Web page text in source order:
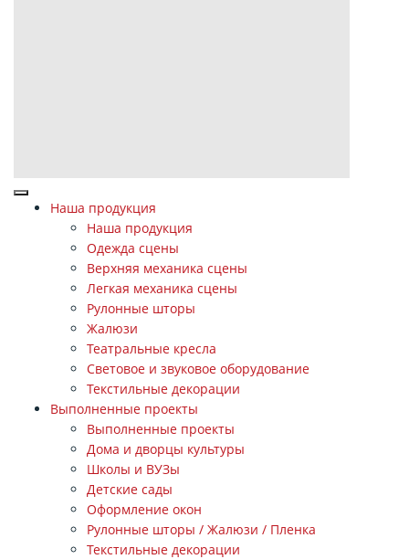
Наша продукция
Наша продукция
Одежда сцены
Верхняя механика сцены
Легкая механика сцены
Рулонные шторы
Жалюзи
Театральные кресла
Световое и звуковое оборудование
Текстильные декорации
Выполненные проекты
Выполненные проекты
Дома и дворцы культуры
Школы и ВУЗы
Детские сады
Оформление окон
Рулонные шторы / Жалюзи / Пленка
Текстильные декорации